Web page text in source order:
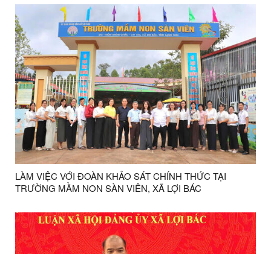
LÀM VIỆC VỚI ĐOÀN KHẢO SÁT CHÍNH THỨC TẠI
TRƯỜNG MẦM NON SÀN VIÊN, XÃ LỢI BÁC